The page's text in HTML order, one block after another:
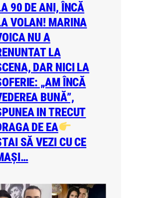
90 DE ANI, ÎNCĂ
VOLAN! MARINA
NU A
LA
DAR NICI LA
„AM ÎNCĂ
BUNĂ”,
IN TRECUT
DE EA
SĂ VEZI CU CE